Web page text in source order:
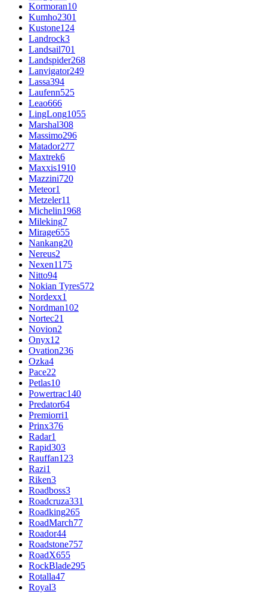
Kormoran10
Kumho2301
Kustone124
Landrock3
Landsail701
Landspider268
Lanvigator249
Lassa394
Laufenn525
Leao666
LingLong1055
Marshal308
Massimo296
Matador277
Maxtrek6
Maxxis1910
Mazzini720
Meteor1
Metzeler11
Michelin1968
Mileking7
Mirage655
Nankang20
Nereus2
Nexen1175
Nitto94
Nokian Tyres572
Nordexx1
Nordman102
Nortec21
Novion2
Onyx12
Ovation236
Ozka4
Pace22
Petlas10
Powertrac140
Predator64
Premiorri1
Prinx376
Radar1
Rapid303
Rauffan123
Razi1
Riken3
Roadboss3
Roadcruza331
Roadking265
RoadMarch77
Roador44
Roadstone757
RoadX655
RockBlade295
Rotalla47
Royal3